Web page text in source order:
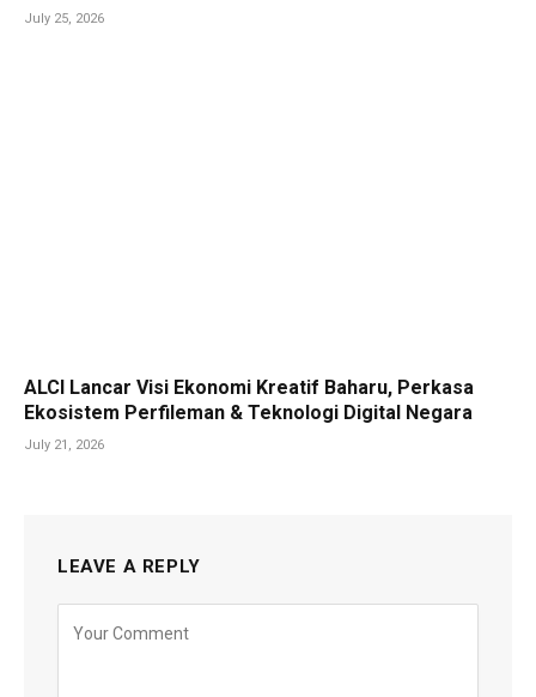
July 25, 2026
ALCI Lancar Visi Ekonomi Kreatif Baharu, Perkasa
Ekosistem Perfileman & Teknologi Digital Negara
July 21, 2026
LEAVE A REPLY